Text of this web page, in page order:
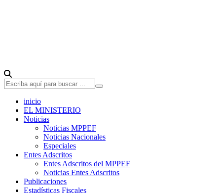
inicio
EL MINISTERIO
Noticias
Noticias MPPEF
Noticias Nacionales
Especiales
Entes Adscritos
Entes Adscritos del MPPEF
Noticias Entes Adscritos
Publicaciones
Estadísticas Fiscales